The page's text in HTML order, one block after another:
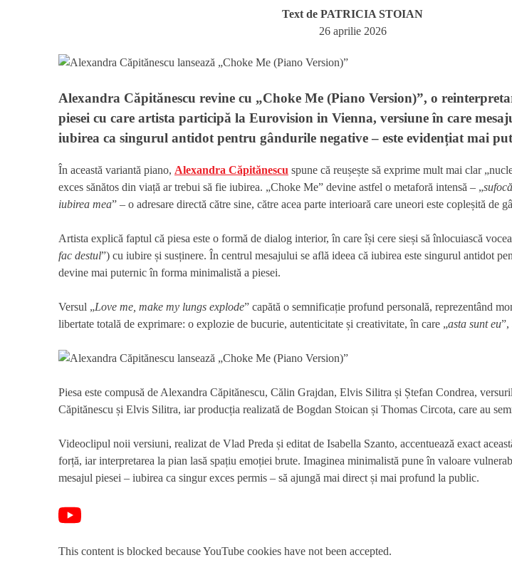
Text de PATRICIA STOIAN
26 aprilie 2026
Alexandra Căpitănescu revine cu „Choke Me (Piano Version)”, o
piesei cu care artista participă la Eurovision in Vienna, versiune în care
iubirea ca singurul antidot pentru gândurile negative – este evidențiat mai
În această variantă piano, Alexandra Căpitănescu spune că reușește să exprime mult mai clar
exces sănătos din viață ar trebui să fie iubirea. „Choke Me” devine astfel o metaforă intensă – „
iubirea mea” – o adresare directă către sine, către acea parte interioară care uneori este copleșită de
Artista explică faptul că piesa este o formă de dialog interior, în care își cere sieși să înlocuiască
fac destul”) cu iubire și susținere. În centrul mesajului se află ideea că iubirea este singurul antidot
devine mai puternic în forma minimalistă a piesei.
Versul „Love me, make my lungs explode” capătă o semnificație profund personală, reprezentând
libertate totală de exprimare: o explozie de bucurie, autenticitate și creativitate, în care „asta sunt eu”,
Piesa este compusă de Alexandra Căpitănescu, Călin Grajdan, Elvis Silitra și Ștefan Condrea,
Căpitănescu și Elvis Silitra, iar producția realizată de Bogdan Stoican și Thomas Circota, care au
Videoclipul noii versiuni, realizat de Vlad Preda și editat de Isabella Szanto, accentuează exact
forță, iar interpretarea la pian lasă spațiu emoției brute. Imaginea minimalistă pune în valoare
mesajul piesei – iubirea ca singur exces permis – să ajungă mai direct și mai profund la public.
This content is blocked because YouTube cookies have not been accepted.